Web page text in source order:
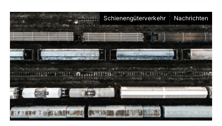
Schienengüterverkehr Nachrichten